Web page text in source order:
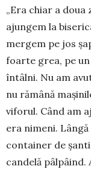
„Era chiar a doua
ajungem la
mergem pe jos
foarte grea, pe
întâlni. Nu am
nu rămână
viforul. Când am
era nimeni.
container de
candelă pâlpâind.